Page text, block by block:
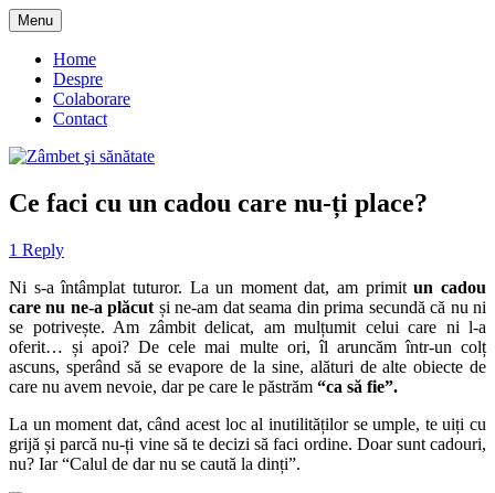
Skip
to
content
Zâmbet şi sănătate
Menu
Home
Despre
Colaborare
Contact
Ce faci cu un cadou care nu-ți place?
1 Reply
Ni s-a întâmplat tuturor. La un moment dat, am primitun cadou
care nu ne-a plăcut și ne-am dat seama din prima secundă că nu ni
se potrivește. Am zâmbit delicat, am mulțumit celui care ni l-a
oferit… și apoi? De cele mai multe ori, îl aruncăm într-un colț
ascuns, sperând să se evapore de la sine, alături de alte obiecte de
care nu avem nevoie, dar pe care le păstrăm “ca să fie”.
La un moment dat, când acest loc al inutilităților se umple, te uiți cu
grijă și parcă nu-ți vine să te decizi să faci ordine. Doar sunt cadouri,
nu? Iar “Calul de dar nu se caută la dinți”.